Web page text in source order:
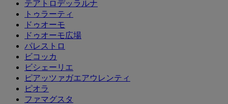
テアトロデッラルナ
トゥラーティ
ドゥオーモ
ドゥオーモ広場
パレストロ
ビコッカ
ビシェーリエ
ピアッツァガエアウレンティ
ピオラ
ファマグスタ